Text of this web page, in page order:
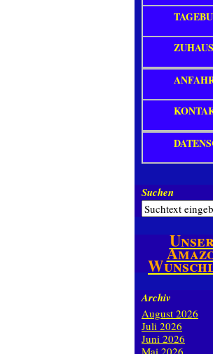
Suchen
Archiv
August 2026
Juli 2026
Juni 2026
Mai 2026